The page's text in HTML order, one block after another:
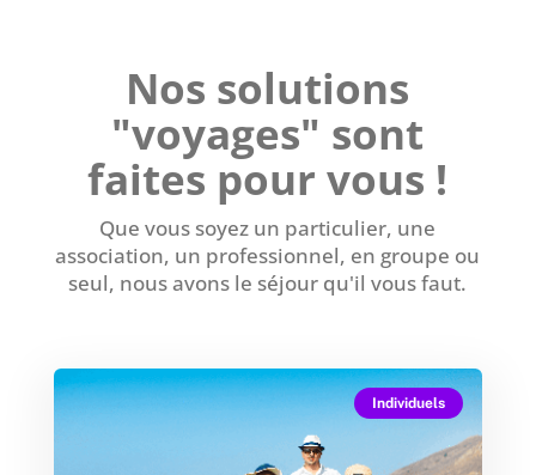
Nos solutions
"voyages" sont
faites pour vous !
Que vous soyez un particulier, une
association, un professionnel, en groupe ou
seul, nous avons le séjour qu'il vous faut.
Individuels